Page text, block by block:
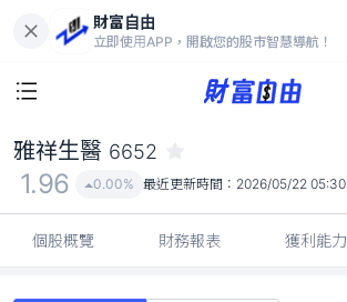
財富自由
立即使用APP，開啟您的股市智慧導航！
1.96
0.00%
雅祥生醫 6652
1.96 0.00% 最近更新時間： 2026/05/22 05:30
個股概覽 財務報表 獲利能力